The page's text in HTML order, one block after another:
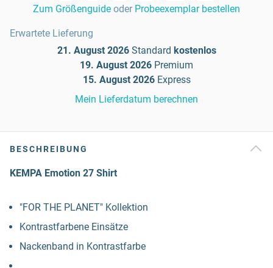
Zum Größenguide oder Probeexemplar bestellen
Erwartete Lieferung
21. August 2026 Standard kostenlos
19. August 2026 Premium
15. August 2026 Express
Mein Lieferdatum berechnen
BESCHREIBUNG
KEMPA Emotion 27 Shirt
"FOR THE PLANET" Kollektion
Kontrastfarbene Einsätze
Nackenband in Kontrastfarbe